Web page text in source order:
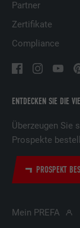
ENTDECKEN SIE DIE
Überzeugen Sie
Prospekte
PROSPEKT
Partner
Zertifikate
Compliance
Mein PREFA